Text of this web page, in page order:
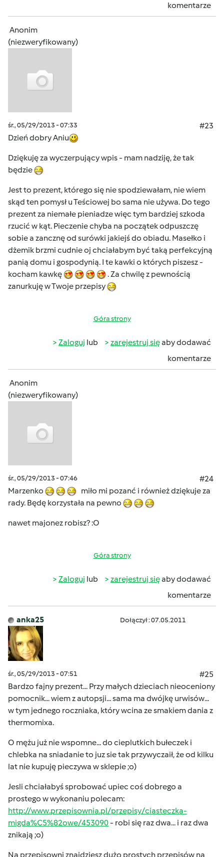
komentarze
Anonim
(niezweryfikowany)
śr., 05/29/2013 - 07:33
#23
Dzień dobry Aniu
Dziękuję za wyczerpujący wpis - mam nadziję, że tak
będzie
Jest to prezent, którego się nie spodziewałam, nie wiem
skąd ten pomysł u Teściowej bo sama nie używa. Do tego
prezent za niemałe pieniadze więc tym bardziej szkoda
rzucić w kąt. Pieczenie chyba na początek odpuszczę
sobie a zancznę od surówki jakiejś do obiadu. Masełko i
dżemik brzmi cudnie oj chciałabym być taką perfekcyjną
panią domu i gospodynią. I te kawki o których piszesz -
kocham kawkę
. Za chwilę z pewnością
zanurkuję w Twoje przepisy
Góra strony
Zaloguj lub zarejestruj sięaby dodawać
komentarze
Anonim
(niezweryfikowany)
śr., 05/29/2013 - 07:46
#24
Marzenko
miło mi pozanć i również dziękuje za
rady. Będę korzystała na pewno
nawet majonez robisz? :O
Góra strony
Zaloguj lub zarejestruj sięaby dodawać
komentarze
anka25 Dołączył : 07.05.2011
śr., 05/29/2013 - 07:51
#25
Bardzo fajny prezent... Przy małych dzieciach nieoceniony
pomocnik... wiem z autopsji... sama ma dwójkę urwisów...
w tym jednego roczniaka, który wcina ze smakiem dania z
thermomixa.
O mężu już nie wspomne... do cieplutkich bułeczek i
chlebka na sniadanie to juz sie tak przywyczaił, że od kilku
lat nie kupuję pieczywa w sklepie ;o)
Jesli chciałabyś sprobować upiec coś dobrego a
prostego w wykonaniu polecam:
http://www.przepisownia.pl/przepisy/ciasteczka-
migda%C5%82owe/453090- robi się raz dwa... i raz dwa
znikają ;o)
Na przepisowni znajdziesz dużo prostych przepisów na